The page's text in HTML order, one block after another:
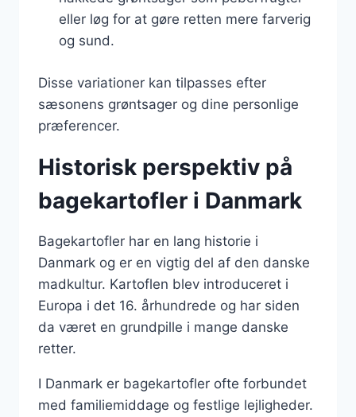
eller løg for at gøre retten mere farverig
og sund.
Disse variationer kan tilpasses efter
sæsonens grøntsager og dine personlige
præferencer.
Historisk perspektiv på
bagekartofler i Danmark
Bagekartofler har en lang historie i
Danmark og er en vigtig del af den danske
madkultur. Kartoflen blev introduceret i
Europa i det 16. århundrede og har siden
da været en grundpille i mange danske
retter.
I Danmark er bagekartofler ofte forbundet
med familiemiddage og festlige lejligheder.